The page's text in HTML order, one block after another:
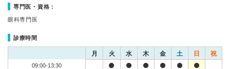
専門医・資格：
眼科専門医
診療時間
月 火 水 木 金 土 日 祝
09:00-13:30